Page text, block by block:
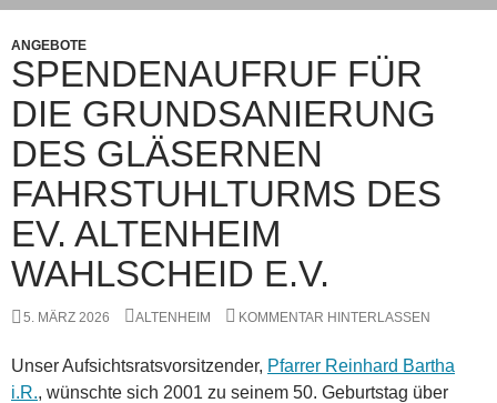
ANGEBOTE
SPENDENAUFRUF FÜR
DIE GRUNDSANIERUNG
DES GLÄSERNEN
FAHRSTUHLTURMS DES
EV. ALTENHEIM
WAHLSCHEID E.V.
5. MÄRZ 2026 ALTENHEIM KOMMENTAR HINTERLASSEN
Unser Aufsichtsratsvorsitzender, Pfarrer Reinhard Bartha
i.R., wünschte sich 2001 zu seinem 50. Geburtstag über